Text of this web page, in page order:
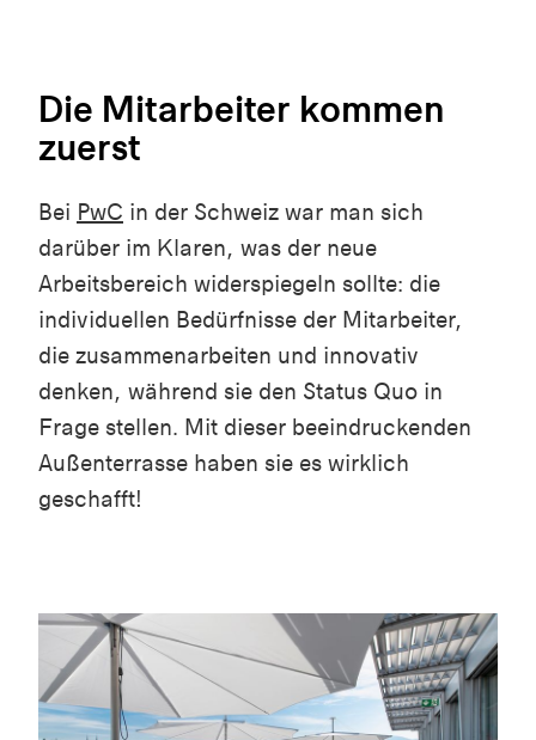
Die Mitarbeiter kommen
zuerst
Bei PwC in der Schweiz war man sich
darüber im Klaren, was der neue
Arbeitsbereich widerspiegeln sollte: die
individuellen Bedürfnisse der Mitarbeiter,
die zusammenarbeiten und innovativ
denken, während sie den Status Quo in
Frage stellen. Mit dieser beeindruckenden
Außenterrasse haben sie es wirklich
geschafft!